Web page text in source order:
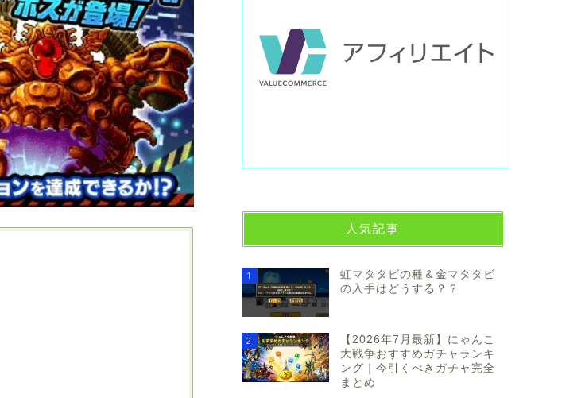
人気記事
1
虹マタタビの種＆金マタタビ
の入手はどうする？？
2
【2026年7月最新】にゃんこ
大戦争おすすめガチャランキ
ング｜今引くべきガチャ完全
まとめ